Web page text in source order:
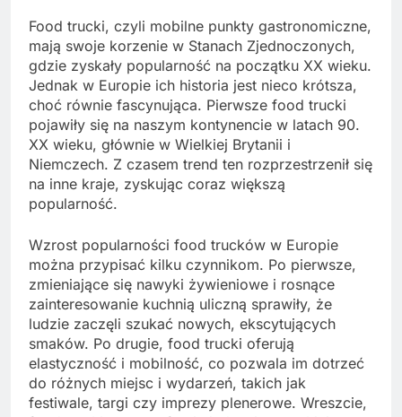
Food trucki, czyli mobilne punkty gastronomiczne,
mają swoje korzenie w Stanach Zjednoczonych,
gdzie zyskały popularność na początku XX wieku.
Jednak w Europie ich historia jest nieco krótsza,
choć równie fascynująca. Pierwsze food trucki
pojawiły się na naszym kontynencie w latach 90.
XX wieku, głównie w Wielkiej Brytanii i
Niemczech. Z czasem trend ten rozprzestrzenił się
na inne kraje, zyskując coraz większą
popularność.
Wzrost popularności food trucków w Europie
można przypisać kilku czynnikom. Po pierwsze,
zmieniające się nawyki żywieniowe i rosnące
zainteresowanie kuchnią uliczną sprawiły, że
ludzie zaczęli szukać nowych, ekscytujących
smaków. Po drugie, food trucki oferują
elastyczność i mobilność, co pozwala im dotrzeć
do różnych miejsc i wydarzeń, takich jak
festiwale, targi czy imprezy plenerowe. Wreszcie,